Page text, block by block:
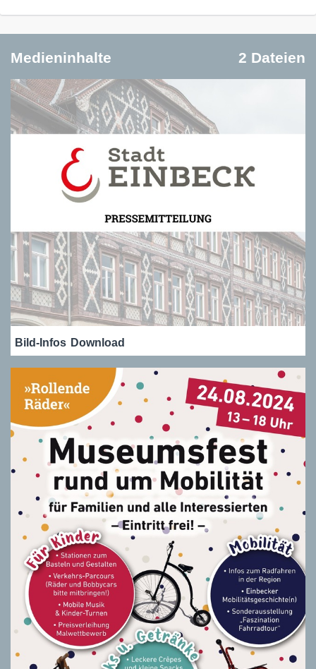
Medieninhalte 2 Dateien
Bild-Infos Download